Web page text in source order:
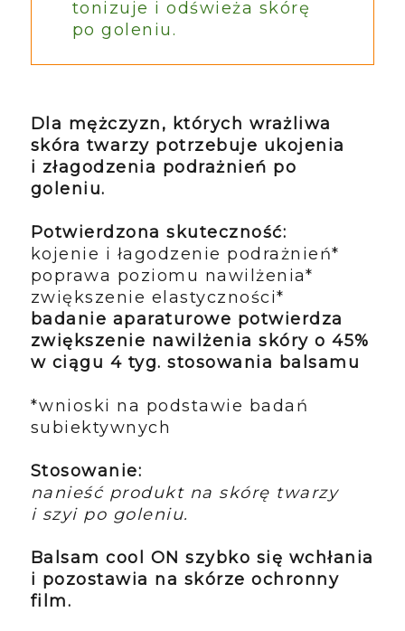
tonizuje i odświeża skórę
po goleniu.
Dla mężczyzn, których wrażliwa
skóra twarzy potrzebuje ukojenia
i złagodzenia podrażnień po
goleniu.
Potwierdzona skuteczność:
kojenie i łagodzenie podrażnień*
poprawa poziomu nawilżenia*
zwiększenie elastyczności*
badanie aparaturowe potwierdza
zwiększenie nawilżenia skóry o 45%
w ciągu 4 tyg. stosowania balsamu
*wnioski na podstawie badań
subiektywnych
Stosowanie:
nanieść produkt na skórę twarzy
i szyi po goleniu.
Balsam cool ON szybko się wchłania
i pozostawia na skórze ochronny
film.